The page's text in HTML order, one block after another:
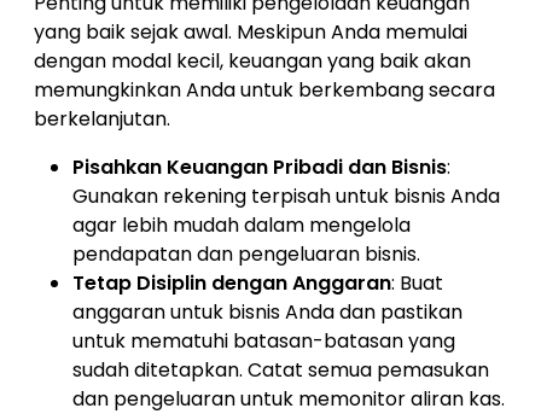
yang baik sejak awal. Meskipun Anda memulai
dengan modal kecil, keuangan yang baik akan
memungkinkan Anda untuk berkembang secara
berkelanjutan.
Pisahkan Keuangan Pribadi dan Bisnis:
Gunakan rekening terpisah untuk bisnis Anda
agar lebih mudah dalam mengelola
pendapatan dan pengeluaran bisnis.
Tetap Disiplin dengan Anggaran: Buat
anggaran untuk bisnis Anda dan pastikan
untuk mematuhi batasan-batasan yang
sudah ditetapkan. Catat semua pemasukan
dan pengeluaran untuk memonitor aliran kas.